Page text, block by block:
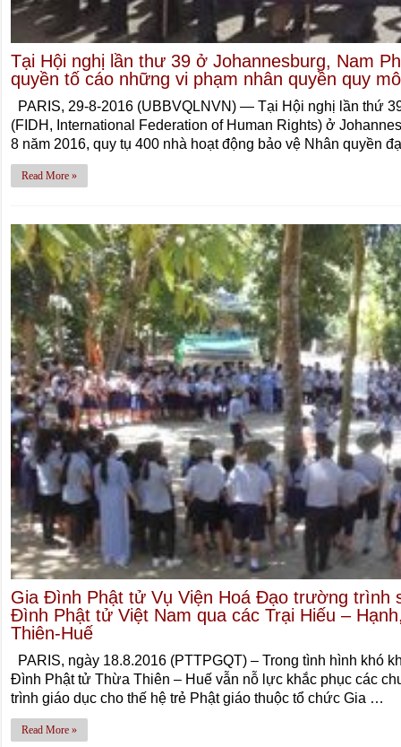
Tại Hội nghị lần thư 39 ở Johannesburg, Nam
quyền tố cáo những vi phạm nhân quyền quy
PARIS, 29-8-2016 (UBBVQLNVN) — Tại Hội nghị lần thứ
(FIDH, International Federation of Human Rights) ở
8 năm 2016, quy tụ 400 nhà hoạt động bảo vệ Nhân quyền
Read More »
Gia Đình Phật tử Vụ Viện Hoá Đạo trường trình
Đình Phật tử Việt Nam qua các Trại Hiếu –
Thiên-Huế
PARIS, ngày 18.8.2016 (PTTPGQT) – Trong tình hình khó
Đình Phật tử Thừa Thiên – Huế vẫn nỗ lực khắc phục các
trình giáo dục cho thế hệ trẻ Phật giáo thuộc tổ chức Gia …
Read More »